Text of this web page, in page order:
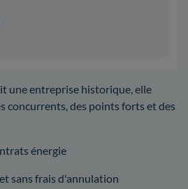
une entreprise historique, elle
concurrents, des points forts et des
énergie
sans frais d'annulation